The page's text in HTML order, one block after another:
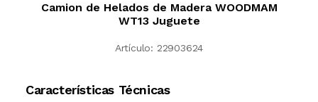
Camion de Helados de Madera WOODMAM
WT13 Juguete
Artículo: 22903624
Características Técnicas